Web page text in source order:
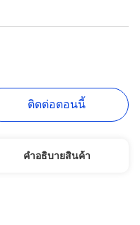
ติดต่อตอนนี้
คําอธิบายสินค้า